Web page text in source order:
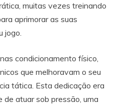
muitas vezes treinando
aprimorar as suas
jogo.
condicionamento físico,
que melhoravam o seu
tática. Esta dedicação era
atuar sob pressão, uma